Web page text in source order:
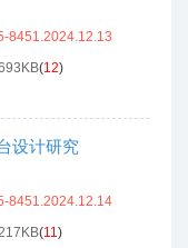
8451.2024.12.13
(12)
设计研究
8451.2024.12.14
(11 )